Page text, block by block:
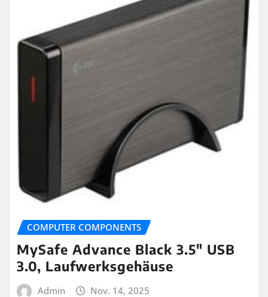
COMPUTER COMPONENTS
MySafe Advance Black 3.5″ USB
3.0, Laufwerksgehäuse
Admin Nov. 14, 2025